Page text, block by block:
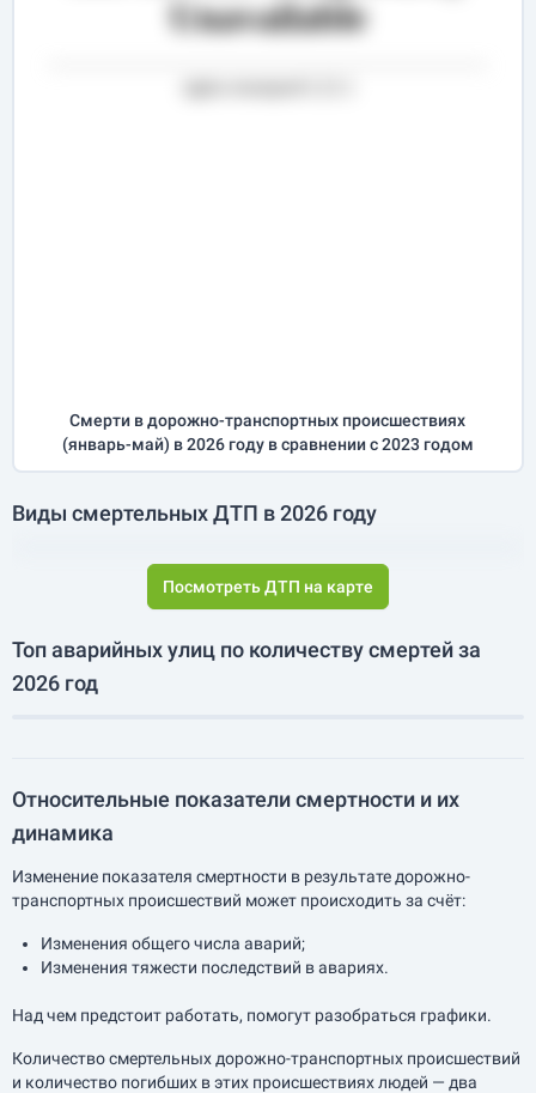
Смерти в дорожно-транспортных происшествиях
(январь-май) в 2026 году в сравнении с 2023 годом
Виды смертельных ДТП в 2026 году
Посмотреть ДТП на карте
Топ аварийных улиц по количеству смертей за
2026 год
Относительные показатели смертности и их
динамика
Изменение показателя смертности в результате дорожно-
транспортных происшествий может происходить за счёт:
Изменения общего числа аварий;
Изменения тяжести последствий в авариях.
Над чем предстоит работать, помогут разобраться графики.
Количество смертельных дорожно-транспортных происшествий
и количество погибших в этих происшествиях людей — два